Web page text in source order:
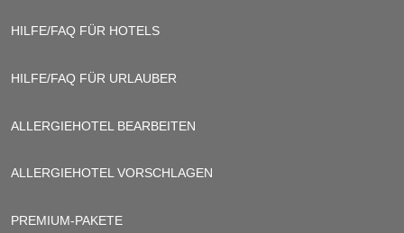
HILFE/FAQ FÜR HOTELS
HILFE/FAQ FÜR URLAUBER
ALLERGIEHOTEL BEARBEITEN
ALLERGIEHOTEL VORSCHLAGEN
PREMIUM-PAKETE